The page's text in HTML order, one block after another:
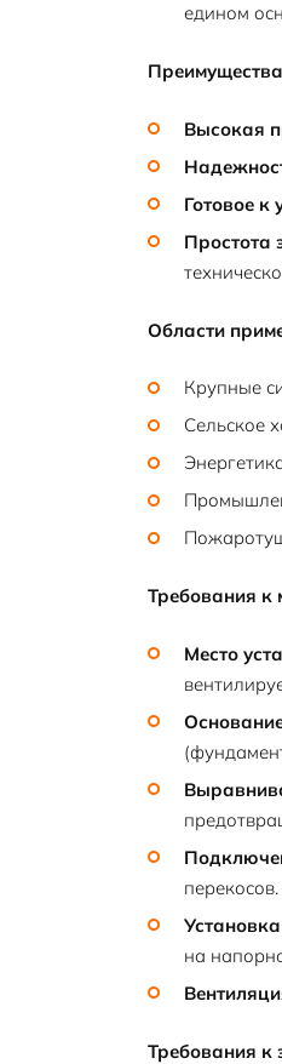
едином
Высокая
Готовое к
Простота
Области
Крупные
Сельское
Требования к
Место
на
Требования к